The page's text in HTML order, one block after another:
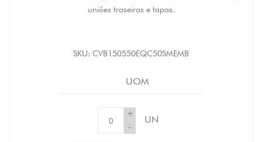
uniões traseiras e tapas.
SKU: CVB150550EQC50SMEMB
UOM
+
-
UN